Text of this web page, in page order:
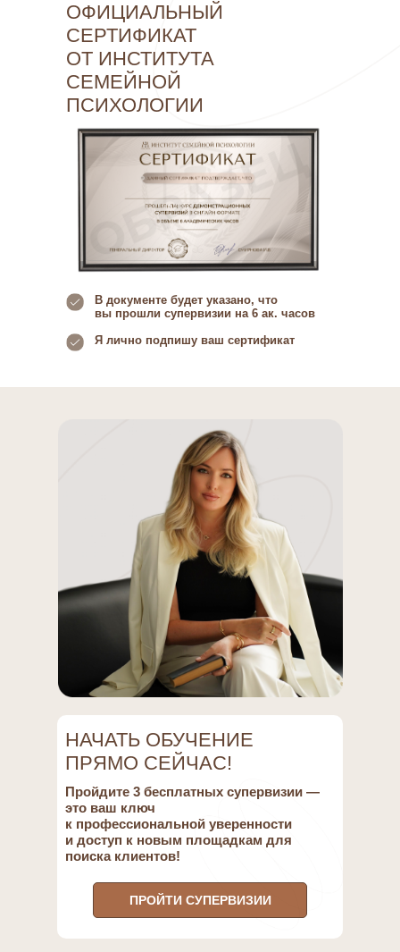
ОФИЦИАЛЬНЫЙ
СЕРТИФИКАТ
ОТ ИНСТИТУТА
СЕМЕЙНОЙ
ПСИХОЛОГИИ
В документе будет указано, что
вы прошли супервизии на 6 ак. часов
Я лично подпишу ваш сертификат
НАЧАТЬ ОБУЧЕНИЕ
ПРЯМО СЕЙЧАС!
Пройдите 3 бесплатных супервизии —
это ваш ключ
к профессиональной уверенности
и доступ к новым площадкам для
поиска клиентов!
ПРОЙТИ СУПЕРВИЗИИ